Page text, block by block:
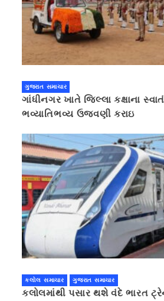
ગુજરાત સમાચાર
ગાંધીનગર ખાતે જિલ્લા કક્ષાના
ભવ્યાતિભવ્ય ઉજવણી કરાઇ
કલોલ સમાચાર ગુજરાત સમાચાર
કલોલમાંથી પસાર થશે વંદે ભારત